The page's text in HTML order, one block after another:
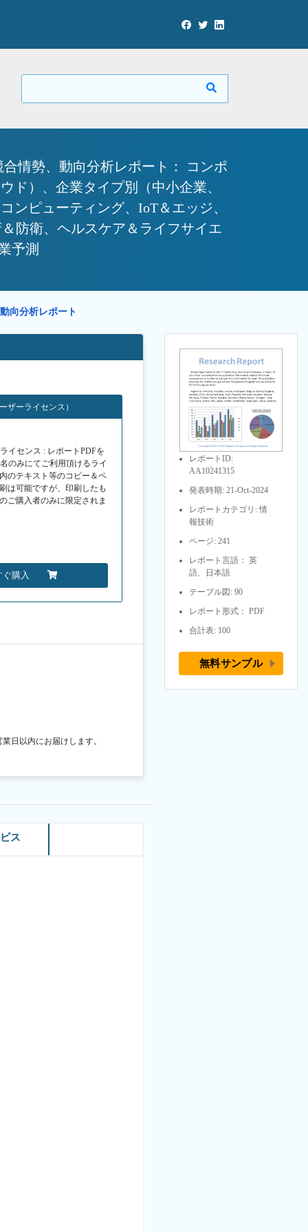
情勢、動向分析レポート： コンポ
ド）、企業タイプ別（中小企業、
ンピューティング、IoT＆エッジ、
防衛、ヘルスケア＆ライフサイエ
予測
向分析レポート
ザーライセンス）
イセンス : レポートPDFを
のみにてご利用頂けるライ
のテキスト等のコピー＆ペ
は可能ですが、印刷したも
ご購入者のみに限定されま
購入
日以内にお届けします。
ス
レポートID:
AA10241315
発表時期: 21-Oct-2024
レポートカテゴリ: 情
報技術
ページ: 241
レポート言語： 英
語、日本語
テーブル図: 90
レポート形式： PDF
合計表: 100
無料サンプル